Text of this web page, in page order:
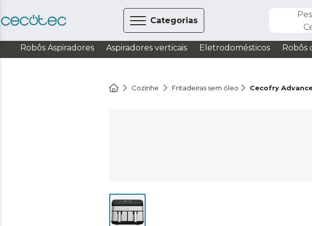
Categorias
Robôs Aspiradores Aspiradores verticais Eletrodomésticos Robôs
Cozinhe Fritadeiras sem óleo Cecofry